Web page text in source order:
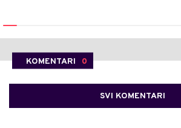
KOMENTARI 0
SVI KOMENTARI